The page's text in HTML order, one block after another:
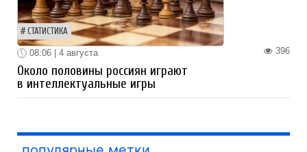
СТАТИСТИКА
396
08:06 | 4 августа
Около половины россиян играют
в интеллектуальные игры